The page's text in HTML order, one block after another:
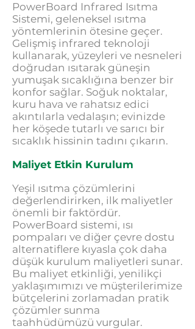
PowerBoard Infrared Isıtma
Sistemi, geleneksel ısıtma
yöntemlerinin ötesine geçer.
Gelişmiş infrared teknoloji
kullanarak, yüzeyleri ve nesneleri
doğrudan ısıtarak güneşin
yumuşak sıcaklığına benzer bir
konfor sağlar. Soğuk noktalar,
kuru hava ve rahatsız edici
akıntılarla vedalaşın; evinizde
her köşede tutarlı ve sarıcı bir
sıcaklık hissinin tadını çıkarın.
Maliyet Etkin Kurulum
Yeşil ısıtma çözümlerini
değerlendirirken, ilk maliyetler
önemli bir faktördür.
PowerBoard sistemi, ısı
pompaları ve diğer çevre dostu
alternatiflere kıyasla çok daha
düşük kurulum maliyetleri sunar.
Bu maliyet etkinliği, yenilikçi
yaklaşımımızı ve müşterilerimize
bütçelerini zorlamadan pratik
çözümler sunma
taahhüdümüzü vurgular.